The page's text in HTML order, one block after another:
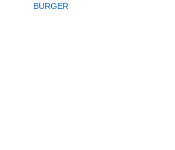
BURGER